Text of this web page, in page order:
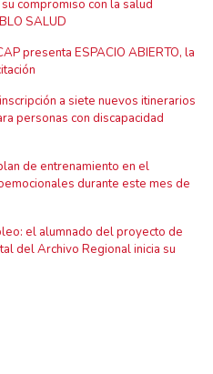
compromiso con la salud
SALUD
presenta ESPACIO ABIERTO, la
a siete nuevos itinerarios
personas con discapacidad
de entrenamiento en el
durante este mes de
el alumnado del proyecto de
del Archivo Regional inicia su